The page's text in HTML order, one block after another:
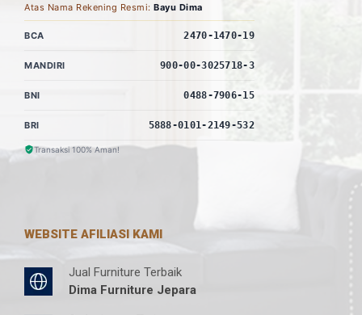
Atas Nama Rekening Resmi: Bayu Dima
BCA 2470-1470-19
MANDIRI 900-00-3025718-3
BNI 0488-7906-15
BRI 5888-0101-2149-532
Transaksi 100% Aman!
WEBSITE AFILIASI KAMI
Jual Furniture Terbaik
Dima Furniture Jepara